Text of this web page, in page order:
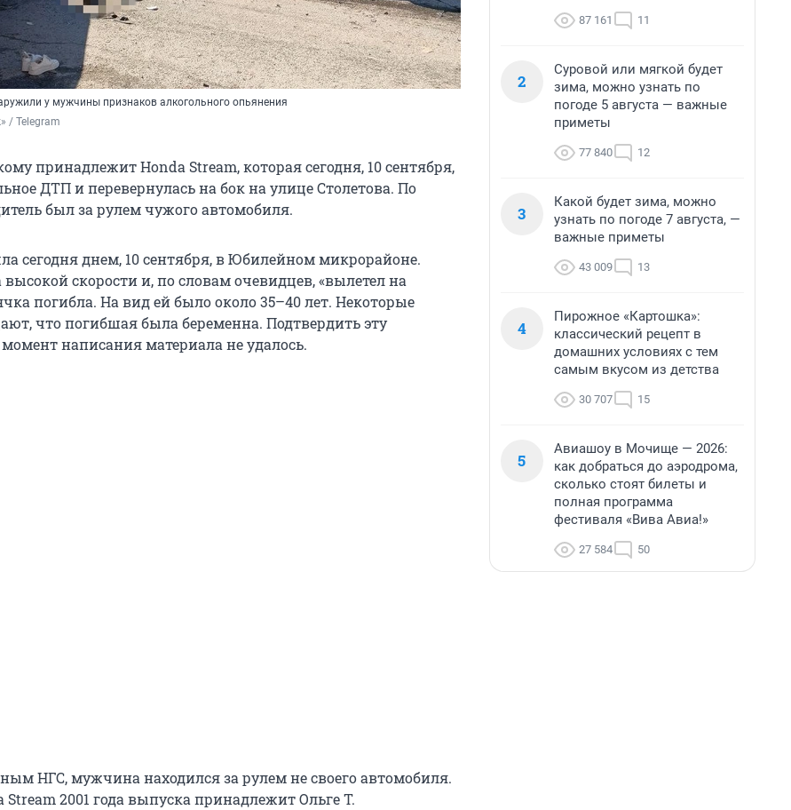
у мужчины признаков алкогольного опьянения
/ Telegram
принадлежит Honda Stream, которая сегодня, 10 сентября,
ДТП и перевернулась на бок на улице Столетова. По
был за рулем чужого автомобиля.
сегодня днем, 10 сентября, в Юбилейном микрорайоне.
высокой скорости и, по словам очевидцев, «вылетел на
погибла. На вид ей было около 35–40 лет. Некоторые
что погибшая была беременна. Подтвердить эту
написания материала не удалось.
НГС, мужчина находился за рулем не своего автомобиля.
Stream 2001 года выпуска принадлежит Ольге Т.
87 161 11
2
Суровой или мягкой будет
зима, можно узнать по
погоде 5 августа — важные
приметы
77 840 12
3
Какой будет зима, можно
узнать по погоде 7 августа, —
важные приметы
43 009 13
4
Пирожное «Картошка»:
классический рецепт в
домашних условиях с тем
самым вкусом из детства
30 707 15
5
Авиашоу в Мочище — 2026:
как добраться до аэродрома,
сколько стоят билеты и
полная программа
фестиваля «Вива Авиа!»
27 584 50